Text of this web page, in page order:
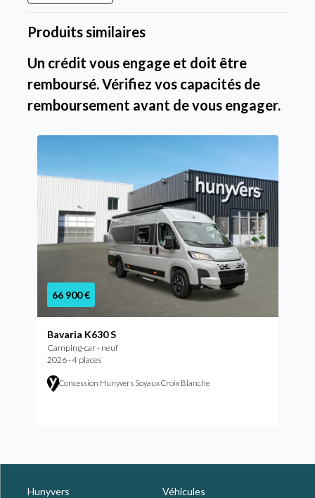
Produits similaires
Un crédit vous engage et doit être
remboursé. Vérifiez vos capacités de
remboursement avant de vous engager.
66 900 €
Bavaria K630 S
Camping-car - neuf
2026 - 4 places
Concession Hunyvers Soyaux Croix Blanche
Hunyvers
Véhicules